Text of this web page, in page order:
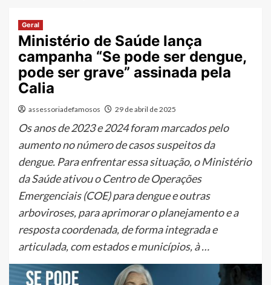
Geral
Ministério de Saúde lança
campanha “Se pode ser dengue,
pode ser grave” assinada pela
Calia
assessoriadefamosos 29 de abril de 2025
Os anos de 2023 e 2024 foram marcados pelo
aumento no número de casos suspeitos da
dengue. Para enfrentar essa situação, o Ministério
da Saúde ativou o Centro de Operações
Emergenciais (COE) para dengue e outras
arboviroses, para aprimorar o planejamento e a
resposta coordenada, de forma integrada e
articulada, com estados e municípios, à …